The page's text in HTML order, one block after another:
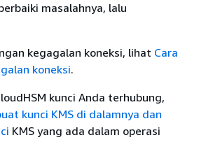
masalahnya, lalu
kegagalan koneksi, lihat Cara
koneksi.
kunci Anda terhubung,
kunci KMS di dalamnya dan
KMS yang ada dalam operasi